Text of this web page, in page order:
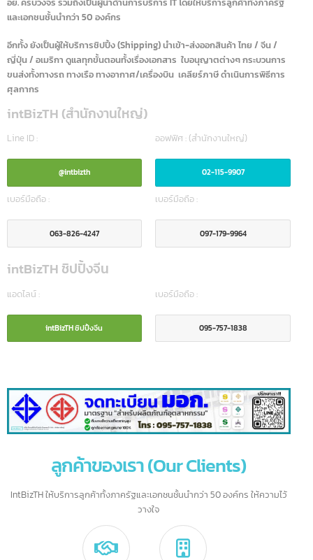
Intelligence Business (Thailand) Co., Ltd.
อย. ครบวงจร รวมถึงเป็นผู้นำด้านการบริการ IT โดยให้บริการลูกค้าทั้งภาครัฐ
และเอกชนชั้นนำกว่า 50 องค์กร
อีกทั้ง ยังเป็นผู้ให้บริการชิปปิ้ง (Shipping) นำเข้า-ส่งออกสินค้า ไทย / จีน /
ญี่ปุ่น / อเมริกา ดูแลทุกขั้นตอนทั้งเรื่องเอกสาร ใบอนุญาตต่างๆ กระบวนการ
ศุลกากร
intBizTH (สำนักงานใหญ่)
Line ID :
@intbizth
ออฟฟิศ : (สำนักงานใหญ่)
02-115-9907
intBizTH ชิปปิ้งจีน
intBizTH ชิปปิ้งจีน 095-757-1838
ลูกค้าของเรา (Our Clients)